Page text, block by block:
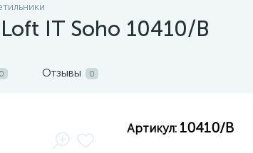
IT Soho 10410/B
0 Отзывы 0
Артикул: 10410/B